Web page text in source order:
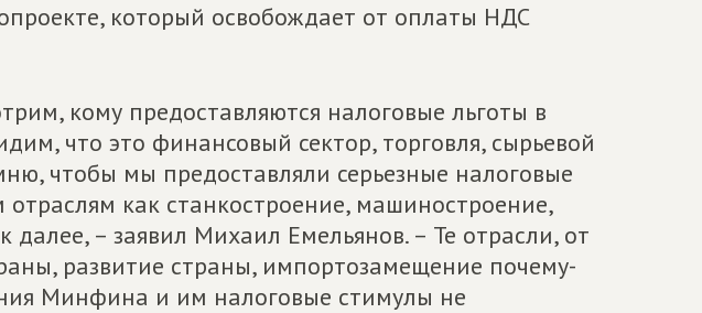
который освобождает от оплаты НДС
кому предоставляются налоговые льготы в
что это финансовый сектор, торговля, сырьевой
чтобы мы предоставляли серьезные налоговые
как станкостроение, машиностроение,
далее, – заявил Михаил Емельянов. – Те отрасли, от
развитие страны, импортозамещение почему-
Минфина и им налоговые стимулы не